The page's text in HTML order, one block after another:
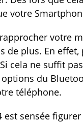
votre
votre
de plus. En
cela ne suffit
options du
téléphone.
est sensée